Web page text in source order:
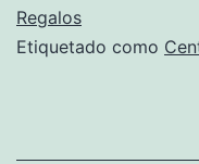
Regalos
Etiquetado como